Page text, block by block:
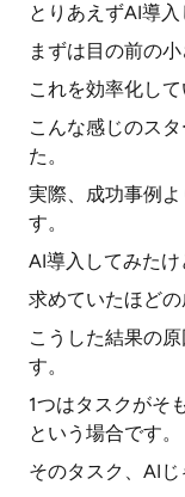
とりあえずAI導入
まずは目の前の
これを効率化し
こんな感じのス
た。
実際、成功事例
す。
AI導入してみた
求めていたほど
こうした結果の
す。
1つはタスクがそ
という場合です。
そのタスク、AI